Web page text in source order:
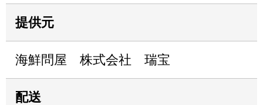
提供元
海鮮問屋 株式会社 瑞宝
配送